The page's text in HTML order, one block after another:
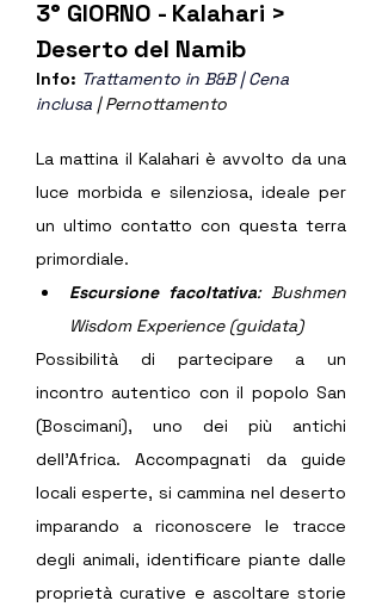
3° GIORNO - Kalahari >
Deserto del Namib
Info: Trattamento in B&B | Cena
inclusa | Pernottamento
La mattina il Kalahari è avvolto da una
luce morbida e silenziosa, ideale per
un ultimo contatto con questa terra
primordiale.
Escursione facoltativa: Bushmen
Wisdom Experience (guidata)
Possibilità di partecipare a un
incontro autentico con il popolo San
(Boscimani), uno dei più antichi
dell’Africa. Accompagnati da guide
locali esperte, si cammina nel deserto
imparando a riconoscere le tracce
degli animali, identificare piante dalle
proprietà curative e ascoltare storie